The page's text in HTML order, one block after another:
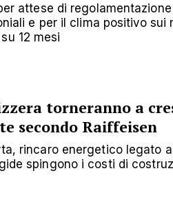
attese di
e per il clima positivo sui
12 mesi
torneranno a
secondo Raiffeisen
rincaro energetico legato
spingono i costi di